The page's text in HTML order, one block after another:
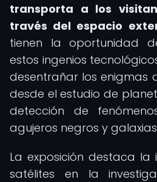
transporta a los
través del espacio
tienen la oportunidad
estos ingenios
desentrañar los enigmas
desde el estudio de
detección de
agujeros negros y
La exposición destaca
satélites en la